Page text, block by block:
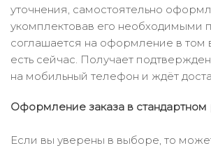
уточнения, самостоятельно
укомплектовав его необходимыми
соглашается на оформление в том
есть сейчас. Получает
на мобильный телефон и ждёт
Оформление заказа в
Если вы уверены в выборе, то